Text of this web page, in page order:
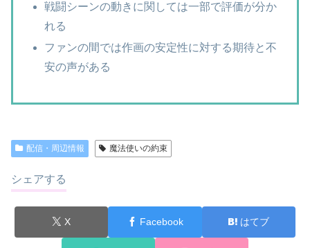
戦闘シーンの動きに関しては一部で評価が分か
れる
ファンの間では作画の安定性に対する期待と不
安の声がある
配信・周辺情報 魔法使いの約束
シェアする
X Facebook はてブ